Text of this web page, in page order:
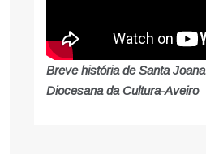
Breve história de Santa
Diocesana da Cultura-Aveiro